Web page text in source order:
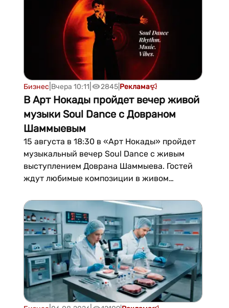
традициям, сеть кондитерских Zyýat Hil
предлагает широкий выбор тортов для дней
рождения, свадеб, юбилеев и д...
Бизнес Вчера 10:11 2845| Реклама
В Арт Нокады пройдет вечер живой
музыки Soul Dance с Довраном
Шаммыевым
15 августа в 18:30 в «Арт Нокады» пройдет
музыкальный вечер Soul Dance с живым
выступлением Доврана Шаммыева. Гостей
ждут любимые композиции в живом